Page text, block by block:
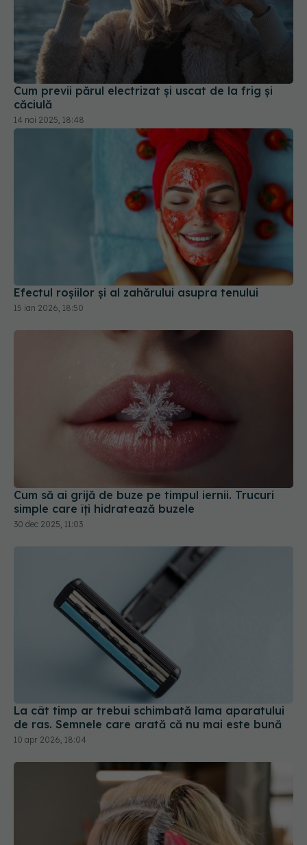
Cum previi părul electrizat și uscat de la frig și
căciulă
14 noi 2025, 18:48
Efectul roșiilor și al zahărului asupra tenului
15 ian 2026, 18:50
Cum să ai grijă de buze pe timpul iernii. Trucuri
simple care îți hidratează buzele
30 dec 2025, 11:03
La cât timp ar trebui schimbată lama aparatului
de ras. Semnele care arată că nu mai este bună
10 apr 2026, 18:04